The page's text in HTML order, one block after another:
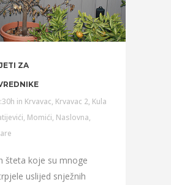
ZA
in Krvavac, Krvavac 2, Kula
, Momići, Naslovna,
šteta koje su mnoge
uslijed snježnih